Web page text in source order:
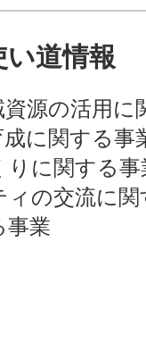
道情報
源の活用に
に関する事
りに関する事
の交流に関
事業